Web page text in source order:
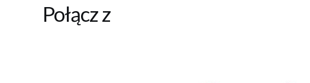
Połącz z